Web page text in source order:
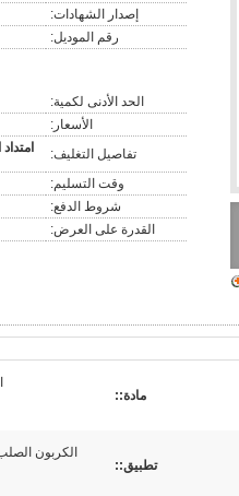
إصدار الشهادات:
رقم الموديل:
الحد الأدنى لكمية:
الأسعار:
تفاصيل التغليف:
وقت التسليم:
شروط الدفع:
القدرة على العرض:
مادة::
تطبيق::
الكربون